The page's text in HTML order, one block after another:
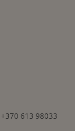
613 98033